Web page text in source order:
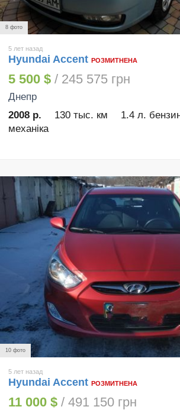
8 фото
5 лет назад
Hyundai Accent РОЗМИТНЕНА
5 500 $ / 245 575 грн
Днепр
2008 р.
130 тыс. км 1.4 л.
механіка
10 фото
5 лет назад
Hyundai Accent РОЗМИТНЕНА
11 000 $ / 491 150 грн